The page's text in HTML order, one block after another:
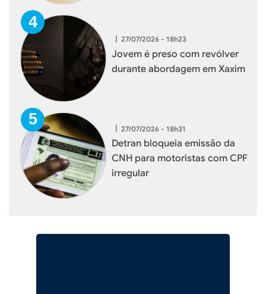
| 27/07/2026 - 18h23
Jovem é preso com revólver
durante abordagem em Xaxim
| 27/07/2026 - 18h31
Detran bloqueia emissão da
CNH para motoristas com CPF
irregular